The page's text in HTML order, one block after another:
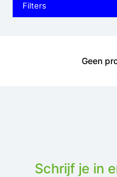
Filters
Geen
Schrijf je in